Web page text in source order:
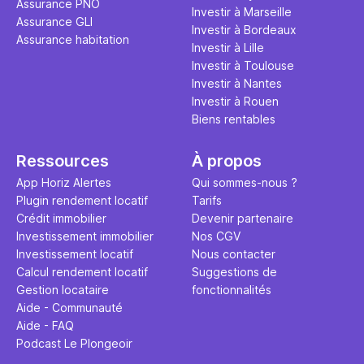
Assurance PNO
Assurance GLI
Assurance habitation
Investir à Marseille
Investir à Bordeaux
Investir à Lille
Investir à Toulouse
Investir à Nantes
Investir à Rouen
Biens rentables
Ressources
App Horiz Alertes
Plugin rendement locatif
Crédit immobilier
Investissement immobilier
Investissement locatif
Calcul rendement locatif
Gestion locataire
Aide - Communauté
Aide - FAQ
Podcast Le Plongeoir
À propos
Qui sommes-nous ?
Tarifs
Devenir partenaire
Nos CGV
Nous contacter
Suggestions de
fonctionnalités